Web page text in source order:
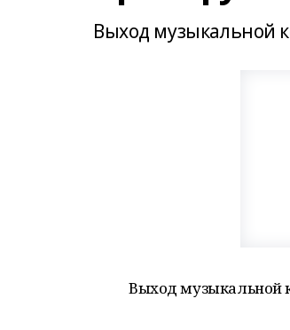
Выход музыкальной
Выход музыкальной